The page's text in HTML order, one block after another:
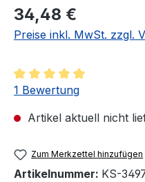
Regulärer Preis:
34,48 €
Preise inkl. MwSt. zzgl.
Durchschnittliche
1 Bewertung
Artikel aktuell nicht
Zum Merkzettel hinzufügen
Artikelnummer: KS-